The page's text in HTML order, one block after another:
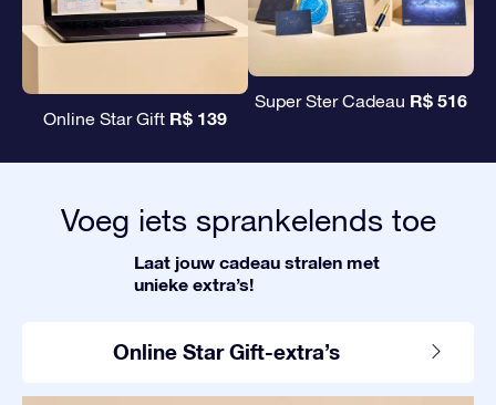
Online Star Gift R$ 139
Super Ster Cadeau R$ 516
Voeg iets sprankelends toe
Laat jouw cadeau stralen met
unieke extra’s!
Online Star Gift-extra’s